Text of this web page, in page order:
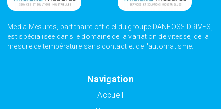
Media Mesures, partenaire officiel du groupe DANFOSS DRIVES,
est spécialisée dans le domaine de la variation de vitesse, de la
mesure de température sans contact et de l'automatisme.
Navigation
Accueil